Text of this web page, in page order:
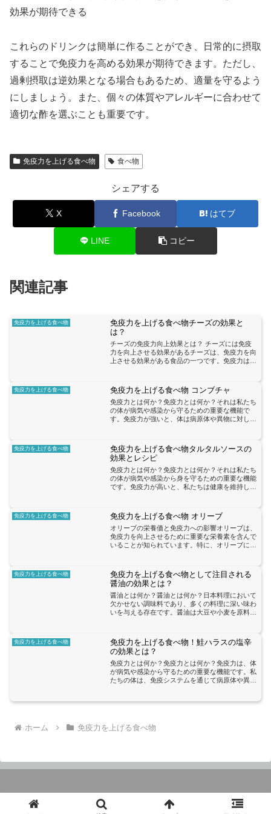
効果が期待できる
これらのドリンクは簡単に作ることができ、日常的に摂取
することで免疫力を高める効果が期待できます。ただし、
過剰摂取は逆効果となる場合もあるため、適量を守るよう
にしましょう。また、個々の体質やアレルギーに合わせて
適切な酢を選ぶことも重要です。
免疫力を上げる食べ物 食べ物
シェアする
X Facebook はてブ
LINE コピー
関連記事
免疫力を上げる食べ物
免疫力を上げる食べ物チーズの効果と
は？
チーズの免疫力向上効果とは？ チーズには免疫
力を向上させる効果があるチーズは、免疫力を向
上させる効果がある食品の一つです。免疫力は、
システムをサポートし...
免疫力を上げる食べ物 免疫力を上げる食べ物 コンブチャ
免疫力とは何か？免疫力とは何か？それは私たち
の体が病気や感染から守るための重要な機能で
す。免疫力が強いと、体は病原体や異物に対して
疫力を高めるためには、...
免疫力を上げる食べ物
免疫力を上げる食べ物タルタルソースの
効果とレシピ
免疫力とは何か？免疫力とは何か？それは私たち
の体が病気や感染から身を守るための重要な機能
です。免疫力が高いと、私たちは健康を維持し、
積極的に免疫力を高め...
免疫力を上げる食べ物 免疫力を上げる食べ物 オリーブ
オリーブの栄養価と免疫力への影響オリーブは、
免疫力を向上させるために重要な栄養素を含んで
いることが知られています。特に、オリーブに含
す。ポリフェノールは、...
免疫力を上げる食べ物
免疫力を上げる食べ物として注目される
醤油の効果とは？
醤油とは何か？醤油とは何か？日本料理において
欠かせない調味料であり、多くの料理に深い味わ
いを与える存在です。醤油は大豆や小麦を原料と
まれるようになります...
免疫力を上げる食べ物
免疫力を上げる食べ物！鮭ハラスの塩辛
の効果とは？
免疫力とは何か？免疫力とは何か？免疫力は、体
が病気や感染から守るための重要な機能です。私
たちの体は、免疫システムを通じて病原体や異物
にかかりやすくなりま...
ホーム 免疫力を上げる食べ物
© 2023 感染症と免疫力アップ